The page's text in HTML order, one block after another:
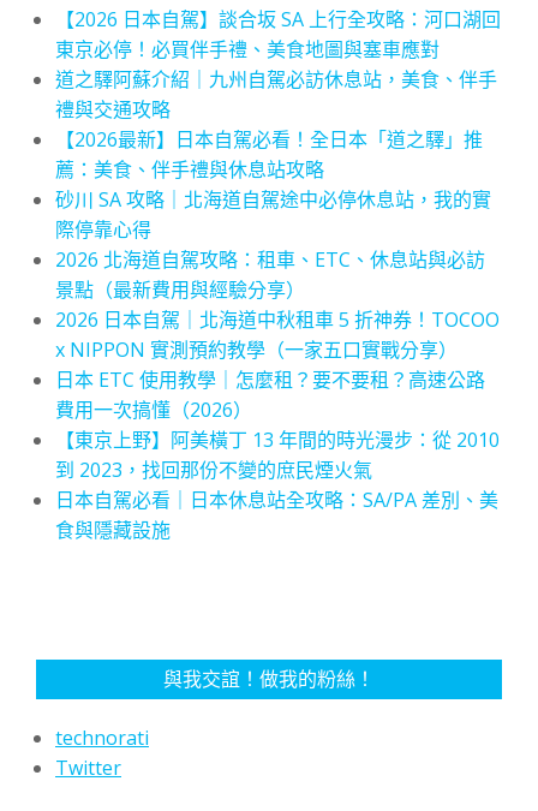
【2026 日本自駕】談合坂 SA 上行全攻略：河口湖回
東京必停！必買伴手禮、美食地圖與塞車應對
道之驛阿蘇介紹｜九州自駕必訪休息站，美食、伴手
禮與交通攻略
【2026最新】日本自駕必看！全日本「道之驛」推
薦：美食、伴手禮與休息站攻略
砂川 SA 攻略｜北海道自駕途中必停休息站，我的實
際停靠心得
2026 北海道自駕攻略：租車、ETC、休息站與必訪
景點（最新費用與經驗分享）
2026 日本自駕｜北海道中秋租車 5 折神券！TOCOO
x NIPPON 實測預約教學（一家五口實戰分享）
日本 ETC 使用教學｜怎麼租？要不要租？高速公路
費用一次搞懂（2026）
【東京上野】阿美橫丁 13 年間的時光漫步：從 2010
到 2023，找回那份不變的庶民煙火氣
日本自駕必看｜日本休息站全攻略：SA/PA 差別、美
食與隱藏設施
與我交誼！做我的粉絲！
technorati
Twitter